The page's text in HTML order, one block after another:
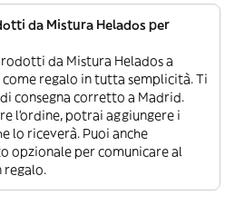
da Mistura Helados per
da Mistura Helados a
regalo in tutta semplicità. Ti
consegna corretto a Madrid.
l’ordine, potrai aggiungere i
lo riceverà. Puoi anche
opzionale per comunicare al
regalo.